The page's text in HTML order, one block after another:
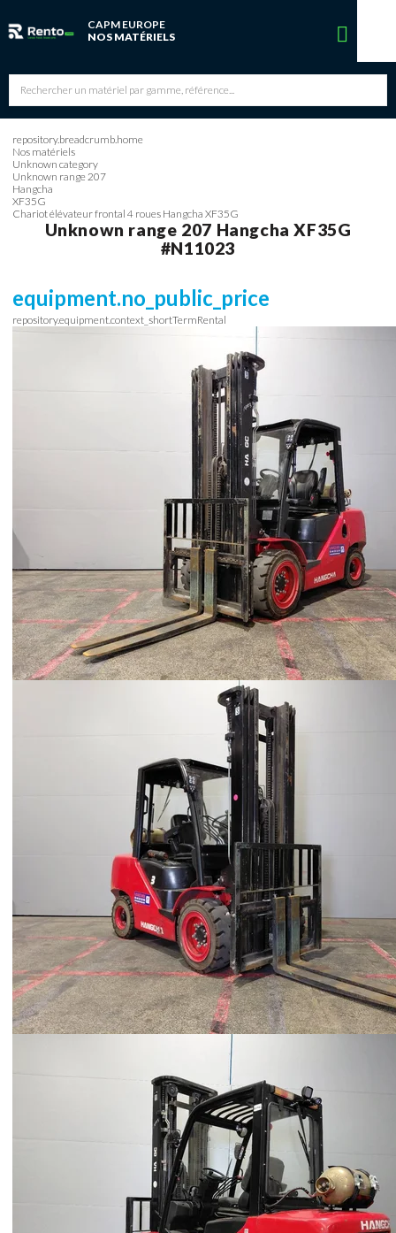
CAPM EUROPE
NOS MATÉRIELS
repository.breadcrumb.home
Nos matériels
Unknown category
Unknown range 207
Hangcha
XF35G
Chariot élévateur frontal 4 roues Hangcha XF35G
Unknown range 207 HangchaXF35G
#N11023
equipment.no_public_price
repository.equipment.context_shortTermRental
Vous avez une réservation en cours